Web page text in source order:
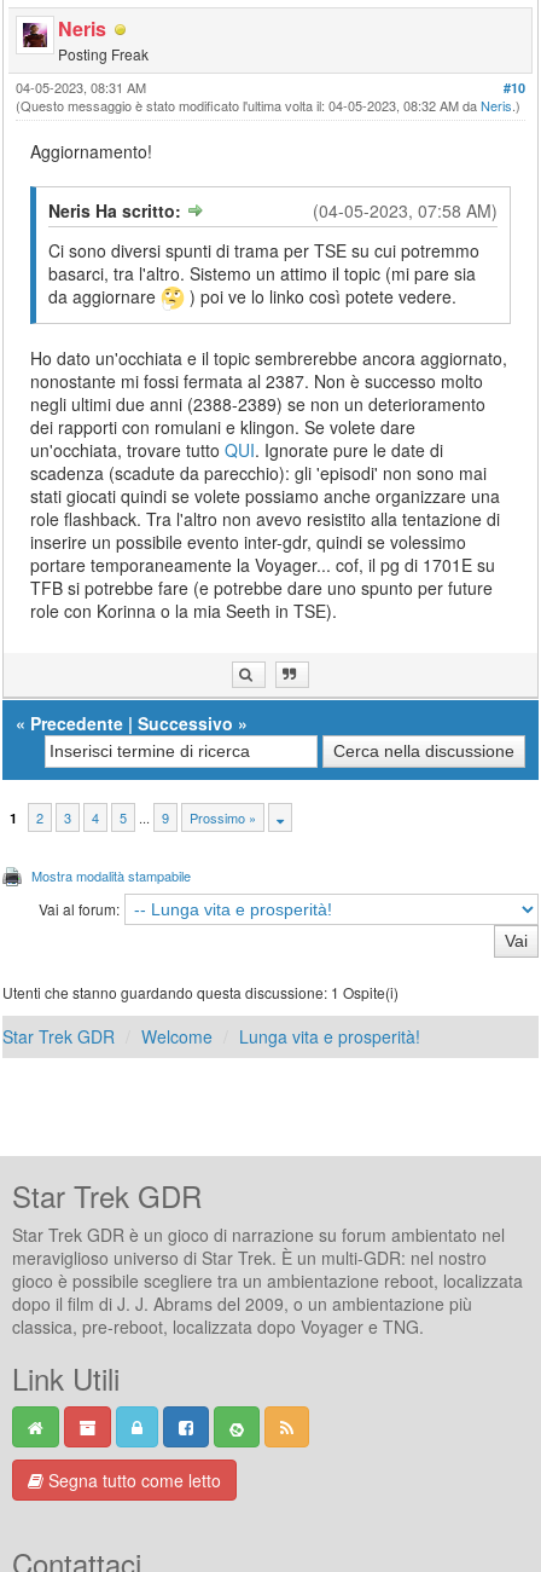
Neris
Posting Freak
#10
04-05-2023, 08:31 AM
(Questo messaggio è stato modificato l'ultima volta il: 04-05-2023, 08:32 AM daNeris .)
Aggiornamento!
(04-05-2023, 07:58 AM)
Neris Ha scritto:
Ci sono diversi spunti di trama per TSE su cui potremmo
basarci, tra l'altro. Sistemo un attimo il topic (mi pare sia
da aggiornare
) poi ve lo linko così potete vedere.
Ho dato un'occhiata e il topic sembrerebbe ancora aggiornato,
nonostante mi fossi fermata al 2387. Non è successo molto
negli ultimi due anni (2388-2389) se non un deterioramento
dei rapporti con romulani e klingon. Se volete dare
un'occhiata, trovare tuttoQUI. Ignorate pure le date di
scadenza (scadute da parecchio): gli 'episodi' non sono mai
stati giocati quindi se volete possiamo anche organizzare una
role flashback. Tra l'altro non avevo resistito alla tentazione di
inserire un possibile evento inter-gdr, quindi se volessimo
portare temporaneamente la Voyager... cof, il pg di 1701E su
TFB si potrebbe fare (e potrebbe dare uno spunto per future
role con Korinna o la mia Seeth in TSE).
« Precedente |Successivo »
1 2 3 4 5 ... 9 Prossimo »
Mostra modalità stampabile
Vai al forum:
Utenti che stanno guardando questa discussione: 1 Ospite(i)
Star Trek GDR Welcome Lunga vita e prosperità!
Star Trek GDR
Star Trek GDR è un gioco di narrazione su forum ambientato nel
meraviglioso universo di Star Trek. È un multi-GDR: nel nostro
gioco è possibile scegliere tra un ambientazione reboot, localizzata
dopo il film di J. J. Abrams del 2009, o un ambientazione più
classica, pre-reboot, localizzata dopo Voyager e TNG.
Link Utili
Segna tutto come letto
Contattaci